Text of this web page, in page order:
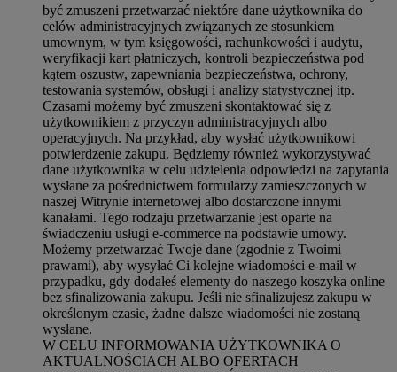
być zmuszeni przetwarzać niektóre dane użytkownika do
celów administracyjnych związanych ze stosunkiem
umownym, w tym księgowości, rachunkowości i audytu,
weryfikacji kart płatniczych, kontroli bezpieczeństwa pod
kątem oszustw, zapewniania bezpieczeństwa, ochrony,
testowania systemów, obsługi i analizy statystycznej itp.
Czasami możemy być zmuszeni skontaktować się z
użytkownikiem z przyczyn administracyjnych albo
operacyjnych. Na przykład, aby wysłać użytkownikowi
potwierdzenie zakupu. Będziemy również wykorzystywać
dane użytkownika w celu udzielenia odpowiedzi na zapytania
wysłane za pośrednictwem formularzy zamieszczonych w
naszej Witrynie internetowej albo dostarczone innymi
kanałami. Tego rodzaju przetwarzanie jest oparte na
świadczeniu usługi e-commerce na podstawie umowy.
Możemy przetwarzać Twoje dane (zgodnie z Twoimi
prawami), aby wysyłać Ci kolejne wiadomości e-mail w
przypadku, gdy dodałeś elementy do naszego koszyka online
bez sfinalizowania zakupu. Jeśli nie sfinalizujesz zakupu w
określonym czasie, żadne dalsze wiadomości nie zostaną
wysłane.
W CELU INFORMOWANIA UŻYTKOWNIKA O
AKTUALNOŚCIACH ALBO OFERTACH